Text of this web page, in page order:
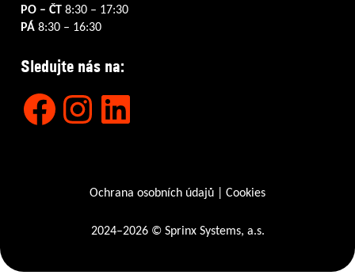
PO – ČT8:30 – 17:30
PÁ8:30 – 16:30
Sledujte nás na:
Facebook
Instagram
LinkedIn
Ochrana osobních údajů Cookies
2024–2026 © Sprinx Systems, a.s.